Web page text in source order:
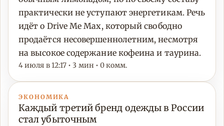
практически не уступают энергетикам. Речь
идёт о Drive Me Max, который свободно
продаётся несовершеннолетним, несмотря
на высокое содержание кофеина и таурина.
4 июля в 12:17 • 3 мин • 0 комм.
ЭКОНОМИКА
Каждый третий бренд одежды в России
стал убыточным